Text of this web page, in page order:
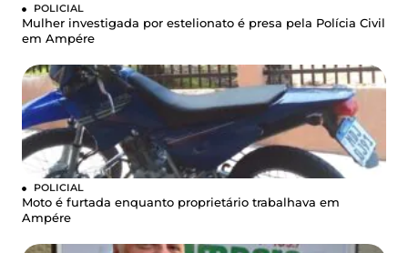
POLICIAL
Mulher investigada por estelionato é presa pela Polícia Civil
em Ampére
POLICIAL
Moto é furtada enquanto proprietário trabalhava em
Ampére